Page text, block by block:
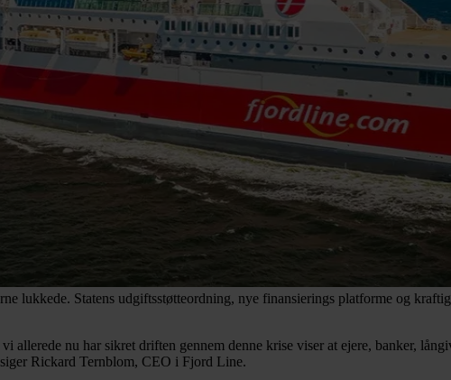
lukkede. Statens udgiftsstøtteordning, nye finansierings platforme og
nu har sikret driften gennem denne krise viser at ejere, banker,
Rickard Ternblom, CEO i Fjord Line.